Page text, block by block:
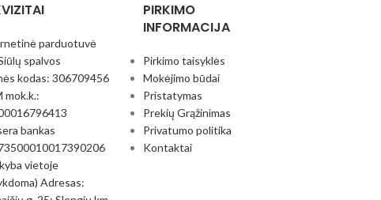
parduotuvė
spalvos
kodas: 306709456
mok.k.:
bankas
vietoje
Adresas:
PIRKIMO
INFORMACIJA
Pirkimo taisyklės
Mokėjimo būdai
Pristatymas
Prekių Grąžinimas
Privatumo politika
Kontaktai